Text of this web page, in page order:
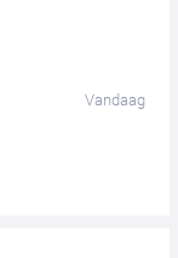
Vandaag